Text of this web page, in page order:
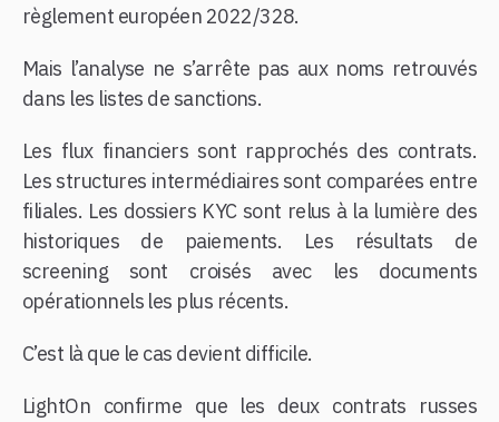
règlement européen 2022/328.
Mais l’analyse ne s’arrête pas aux noms retrouvés
dans les listes de sanctions.
Les flux financiers sont rapprochés des contrats.
Les structures intermédiaires sont comparées entre
filiales. Les dossiers KYC sont relus à la lumière des
historiques de paiements. Les résultats de
screening sont croisés avec les documents
opérationnels les plus récents.
C’est là que le cas devient difficile.
LightOn confirme que les deux contrats russes